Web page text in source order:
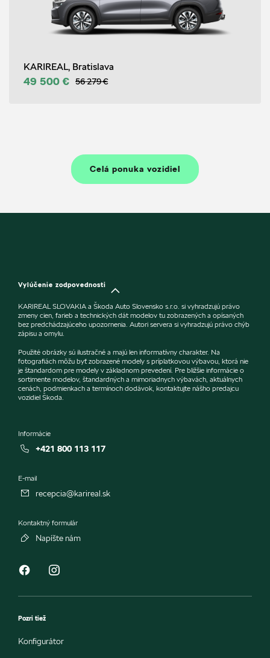
KARIREAL, Bratislava
49 500 € 56 279 €
Celá ponuka vozidiel
Vylúčenie zodpovednosti
KARIREAL SLOVAKIA a Škoda Auto Slovensko s.r.o. si vyhradzujú právo
zmeny cien, farieb a technických dát modelov tu zobrazených a opísaných
bez predchádzajúceho upozornenia. Autori servera si vyhradzujú právo chýb
zápisu a omylu.
Použité obrázky sú ilustračné a majú len informatívny charakter. Na
fotografiách môžu byť zobrazené modely s príplatkovou výbavou, ktorá nie
je štandardom pre modely v základnom prevedení. Pre bližšie informácie o
sortimente modelov, štandardných a mimoriadnych výbavách, aktuálnych
cenách, podmienkach a termínoch dodávok, kontaktujte nášho predajcu
vozidiel Škoda.
Informácie
+421 800 113 117
E-mail
recepcia@karireal.sk
Kontaktný formulár
Napíšte nám
Pozri tiež
Konfigurátor